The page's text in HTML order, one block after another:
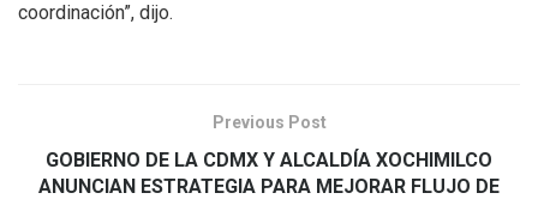
coordinación”, dijo.
Previous Post
GOBIERNO DE LA CDMX Y ALCALDÍA XOCHIMILCO
ANUNCIAN ESTRATEGIA PARA MEJORAR FLUJO DE